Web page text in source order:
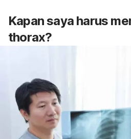
Kapan saya harus
thorax?